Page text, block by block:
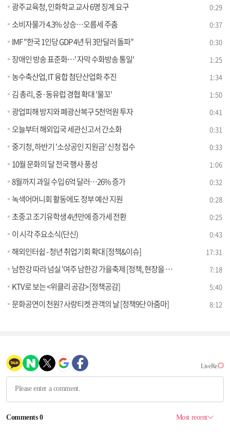
광주교육청, 인화학교 교사 6명 징계 요구 0:29
소비자물가 4.3% 상승…오름세 주춤 0:37
IMF "한국 1인당 GDP 4년 뒤 3만달러 돌파" 0:30
장애인 방송 표준화…' 자막 수화방송 통일' 1:25
농수축산업, IT 융합 첨단산업화 추진 1:34
김 총리, 중·동유럽 경협 확대 '물꼬' 1:50
광업피해 방지와 폐광산복구 5천억원 투자 0:41
오늘부터 해외입국 세관신고서 간소화 0:31
중기청, 하반기 '소상공인 지원금' 신청 접수 0:33
10월 문화의 달 전국 행사 풍성 1:06
8월까지 과일 수입 6억 달러…26% 증가 0:32
녹색어머니회 활동에도 정부 예산 지원 0:28
초중고 조기유학생 4년만에 증가세 전환 0:25
이 시각 주요소식(단신) 0:43
해외인터쉽 - 청년 취업기회 확대 [정책&이슈] 17:31
남한강 따라 넘실 '여주 남한강 가을축제 [정책, 현장을 가다] 7:18
KTV로 보는 <위클리 공감> [정책공감] 5:40
문화공연이 천원? 사랑티켓 관객의 날 [정책9단 아줌마] 8:12